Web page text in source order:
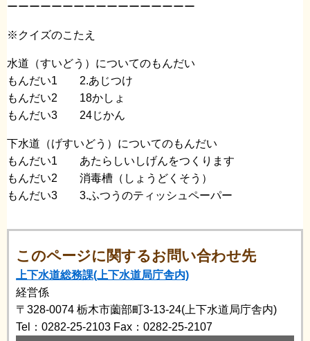
ーーーーーーーーーーーーーーーーー
※クイズのこたえ
水道（すいどう）についてのもんだい
もんだい1 2.あじつけ
もんだい2 18かしょ
もんだい3 24じかん
下水道（げすいどう）についてのもんだい
もんだい1 あたらしいしげんをつくります
もんだい2 消毒槽（しょうどくそう）
もんだい3 3.ふつうのティッシュペーパー
このページに関するお問い合わせ先
上下水道総務課(上下水道局庁舎内)
経営係
〒328-0074 栃木市薗部町3-13-24(上下水道局庁舎内)
Tel：0282-25-2103 Fax：0282-25-2107